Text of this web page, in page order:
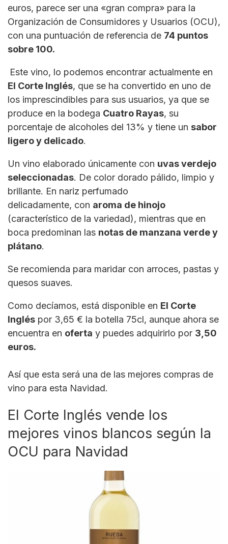
euros, parece ser una «gran compra» para la
Organización de Consumidores y Usuarios (OCU),
con una puntuación de referencia de 74 puntos
sobre 100.
Este vino, lo podemos encontrar actualmente en
El Corte Inglés, que se ha convertido en uno de
los imprescindibles para sus usuarios, ya que se
produce en la bodega Cuatro Rayas, su
porcentaje de alcoholes del 13% y tiene un sabor
ligero y delicado.
Un vino elaborado únicamente con uvas verdejo
seleccionadas. De color dorado pálido, limpio y
brillante. En nariz perfumado
delicadamente, con aroma de hinojo
(característico de la variedad), mientras que en
boca predominan las notas de manzana verde y
plátano.
Se recomienda para maridar con arroces, pastas y
quesos suaves.
Como decíamos, está disponible en El Corte
Inglés por 3,65 € la botella 75cl, aunque ahora se
encuentra en oferta y puedes adquirirlo por 3,50
euros.
Así que esta será una de las mejores compras de
vino para esta Navidad.
El Corte Inglés vende los
mejores vinos blancos según la
OCU para Navidad